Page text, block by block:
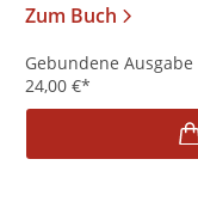
Zum Buch
Gebundene Ausgabe
24,00 €*